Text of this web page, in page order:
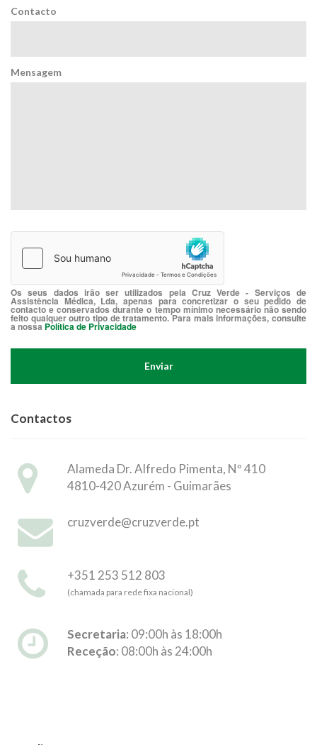
Contacto
Mensagem
Os seus dados irão ser utilizados pela Cruz Verde - Serviços de
Assistência Médica, Lda, apenas para concretizar o seu pedido de
contacto e conservados durante o tempo mínimo necessário não sendo
feito qualquer outro tipo de tratamento. Para mais informações, consulte
a nossa Política de Privacidade
Contactos
Alameda Dr. Alfredo Pimenta, Nº 410
4810-420 Azurém - Guimarães
cruzverde@cruzverde.pt
+351 253 512 803
(chamada para rede fixa nacional)
Secretaria: 09:00h às 18:00h
Receção: 08:00h às 24:00h